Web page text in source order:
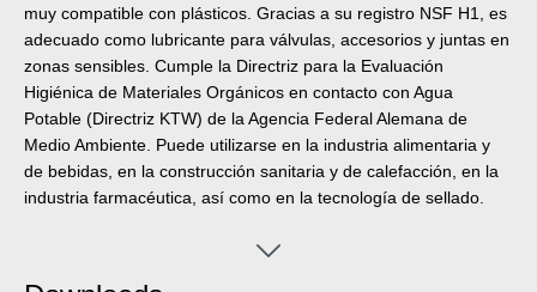
muy compatible con plásticos. Gracias a su registro NSF H1, es
adecuado como lubricante para válvulas, accesorios y juntas en
zonas sensibles. Cumple la Directriz para la Evaluación
Higiénica de Materiales Orgánicos en contacto con Agua
Potable (Directriz KTW) de la Agencia Federal Alemana de
Medio Ambiente. Puede utilizarse en la industria alimentaria y
de bebidas, en la construcción sanitaria y de calefacción, en la
industria farmacéutica, así como en la tecnología de sellado.
seguridad por el Instituto Federal Alemán de Investigación y